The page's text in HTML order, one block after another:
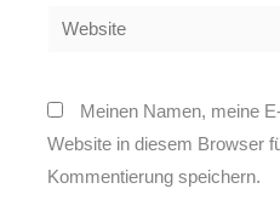
Website
Meinen Namen, meine
Website in diesem Browser
Kommentierung speichern.